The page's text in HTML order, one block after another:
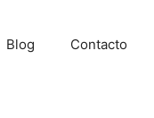
Blog Contacto